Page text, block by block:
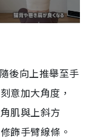
後向上推舉至手
意加大角度，
肌與上斜方
飾手臂線條。